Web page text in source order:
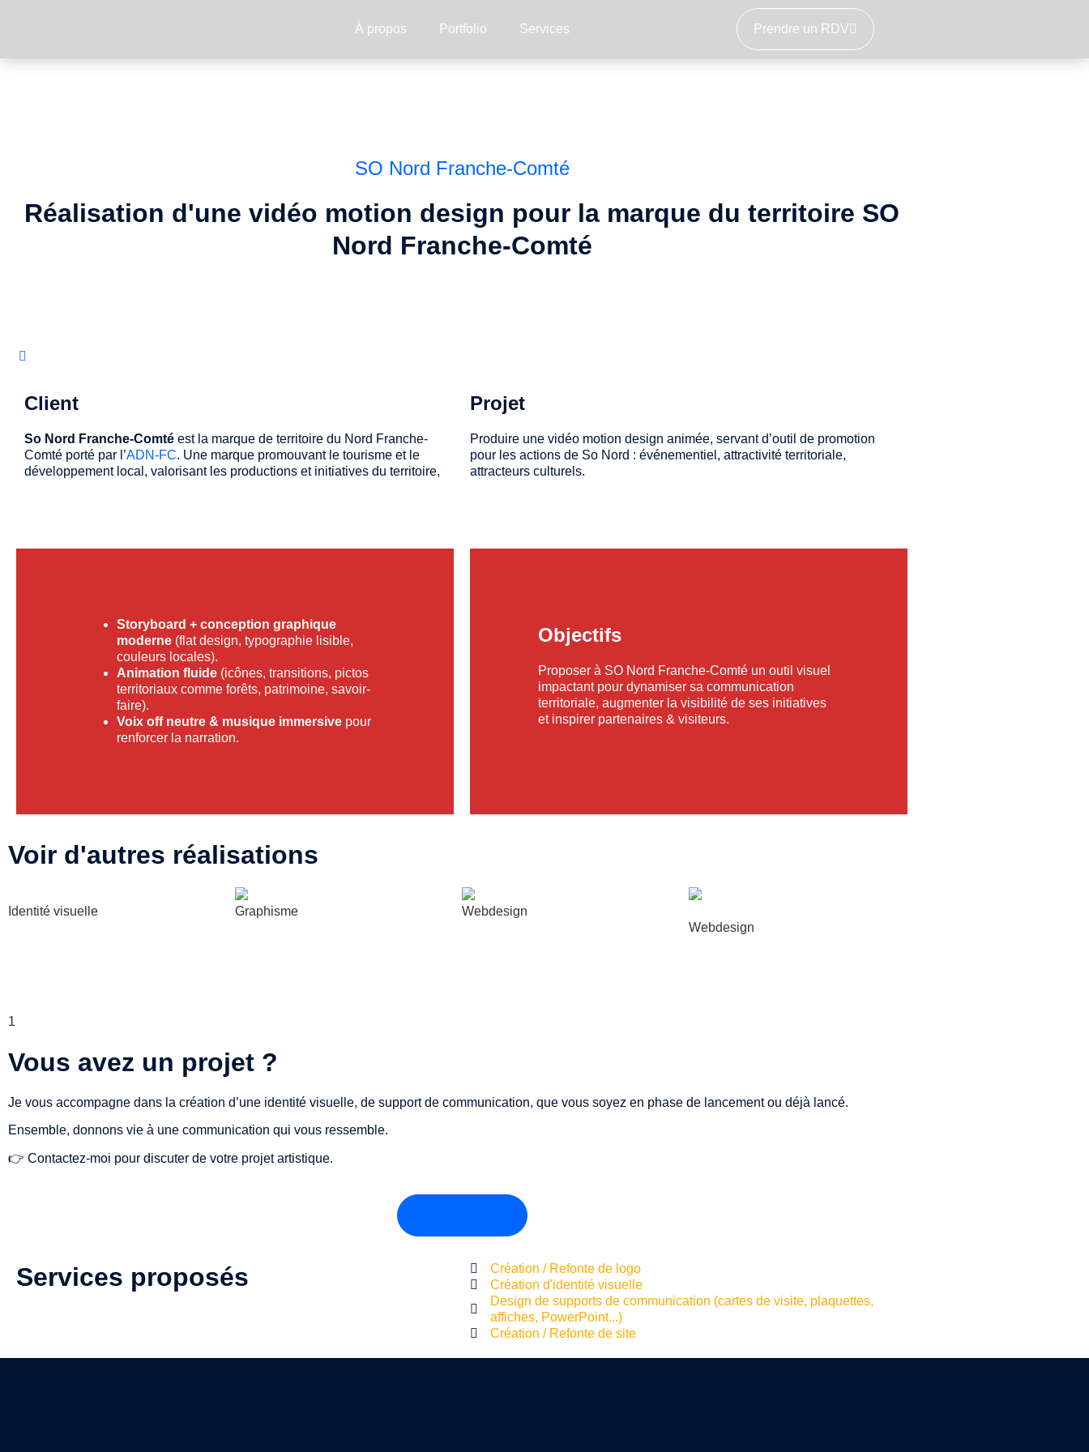
À propos Portfolio Services Prendre un RDV
SO Nord Franche-Comté
Réalisation d'une vidéo motion design pour la marque du territoire SO
Nord Franche-Comté
Client
So Nord Franche‑Comté est la marque de territoire du Nord Franche-
Comté porté par l’ADN-FC. Une marque promouvant le tourisme et le
développement local, valorisant les productions et initiatives du territoire,
Projet
Produire une vidéo motion design animée, servant d’outil de promotion
pour les actions de So Nord : événementiel, attractivité territoriale,
attracteurs culturels.
Storyboard + conception graphique
moderne (flat design, typographie lisible,
couleurs locales).
Animation fluide (icônes, transitions, pictos
territoriaux comme forêts, patrimoine, savoir-
faire).
Voix off neutre & musique immersive pour
renforcer la narration.
Objectifs
Proposer à SO Nord Franche-Comté un outil visuel
impactant pour dynamiser sa communication
territoriale, augmenter la visibilité de ses initiatives
et inspirer partenaires & visiteurs.
Voir d'autres réalisations
Identité visuelle
Graphisme
Webdesign
Webdesign
1
Vous avez un projet ?
Je vous accompagne dans la création d’une identité visuelle, de support de communication, que vous soyez en phase de lancement ou déjà lancé.
Ensemble, donnons vie à une communication qui vous ressemble.
👉 Contactez-moi pour discuter de votre projet artistique.
Services proposés
Création / Refonte de logo
Création d'identité visuelle
Design de supports de communication (cartes de visite, plaquettes,
affiches, PowerPoint...)
Création / Refonte de site